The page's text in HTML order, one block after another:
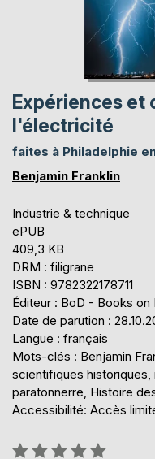
Expériences et
l'électricité
faites à Philadelphie
Benjamin Franklin
Industrie & technique
ePUB
409,3 KB
DRM : filigrane
ISBN : 9782322178711
Éditeur : BoD - Books on
Date de parution :
Langue : français
Mots-clés : Benjamin
scientifiques
paratonnerre, Histoire
Accessibilité: Accès
Évaluation: